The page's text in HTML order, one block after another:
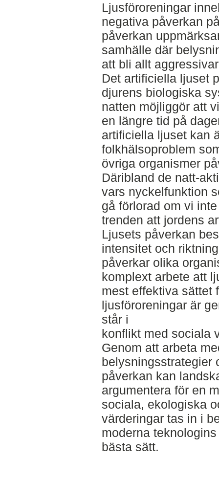
Ljusföroreningar
negativa påverkan
påverkan
samhälle där
att bli allt
Det artificiella ljuset
djurens biologiska
natten möjliggör att
en längre tid på
artificiella ljuset kan
folkhälsoproblem
övriga organismer
Däribland de natt-
vars nyckelfunktion
gå förlorad om vi
trenden att jordens
Ljusets påverkan
intensitet och
påverkar olika
komplext arbete att
mest effektiva sättet
ljusföroreningar är
står i
konflikt med sociala
Genom att arbeta
belysningsstrategier
påverkan kan
argumentera för en
sociala, ekologiska
värderingar tas in i
moderna
bästa sätt.